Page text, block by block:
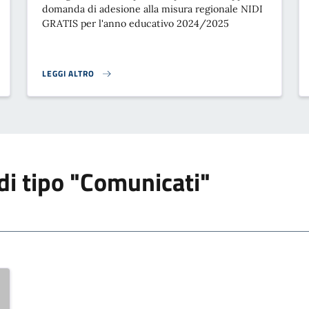
IN FORMATO DIGITALE}
domanda di adesione alla misura regionale NIDI
GRATIS per l'anno educativo 2024/2025
LEGGI ALTRO
NIDI GRATIS 2024/2025: AVVISO PUBBLICO DI
tipo "Comunicati"